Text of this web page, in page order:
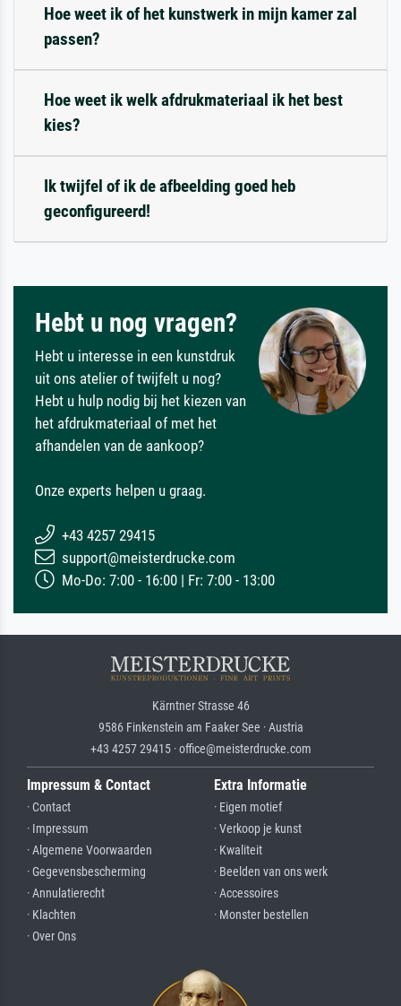
Hoe weet ik of het kunstwerk in mijn kamer zal
passen?
Hoe weet ik welk afdrukmateriaal ik het best
kies?
Ik twijfel of ik de afbeelding goed heb
geconfigureerd!
Hebt u nog vragen?
Hebt u interesse in een kunstdruk
uit ons atelier of twijfelt u nog?
Hebt u hulp nodig bij het kiezen van
het afdrukmateriaal of met het
afhandelen van de aankoop?
Onze experts helpen u graag.
+43 4257 29415
support@meisterdrucke.com
Mo-Do: 7:00 - 16:00 | Fr: 7:00 - 13:00
Kärntner Strasse 46
9586 Finkenstein am Faaker See · Austria
+43 4257 29415 · office@meisterdrucke.com
Impressum & Contact
· Contact
· Impressum
· Algemene Voorwaarden
· Gegevensbescherming
· Annulatierecht
· Klachten
· Over Ons
Extra Informatie
· Eigen motief
· Verkoop je kunst
· Kwaliteit
· Beelden van ons werk
· Accessoires
· Monster bestellen